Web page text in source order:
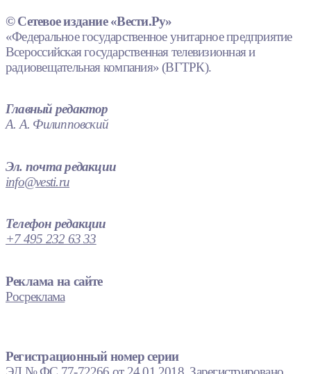
© Сетевое издание «Вести.Ру»
«Федеральное государственное унитарное предприятие
Всероссийская государственная телевизионная и
радиовещательная компания» (ВГТРК).
Главный редактор
А. А. Филипповский
Эл. почта редакции
info@vesti.ru
Телефон редакции
+7 495 232 63 33
Реклама на сайте
Росреклама
Регистрационный номер серии